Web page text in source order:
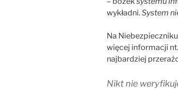
wykładni.System
Na
więcej informacji
najbardziej
Nikt nie